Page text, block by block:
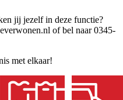
jij jezelf in deze functie?
of bel naar 0345-
met elkaar!